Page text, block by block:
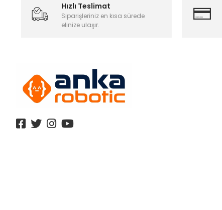
Hızlı Teslimat
Siparişleriniz en kısa sürede
elinize ulaşır.